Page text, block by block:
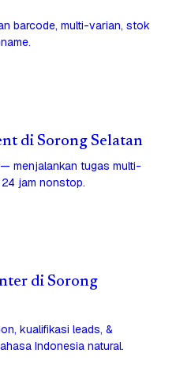
barcode, multi-varian, stok
di Sorong Selatan
menjalankan tugas multi-
jam nonstop.
di Sorong
kualifikasi leads, &
Indonesia natural.